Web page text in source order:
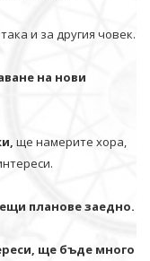
и за другия човек.
на нови
ще намерите хора,
планове заедно.
ще бъде много